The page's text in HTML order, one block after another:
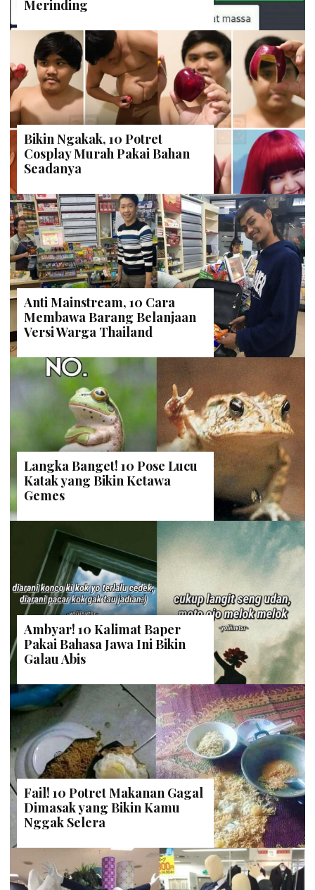
Merinding
Bikin Ngakak, 10 Potret
Cosplay Murah Pakai Bahan
Seadanya
Anti Mainstream, 10 Cara
Membawa Barang Belanjaan
Versi Warga Thailand
Langka Banget! 10 Pose Lucu
Katak yang Bikin Ketawa
Gemes
Ambyar! 10 Kalimat Baper
Pakai Bahasa Jawa Ini Bikin
Galau Abis
Fail! 10 Potret Makanan Gagal
Dimasak yang Bikin Kamu
Nggak Selera